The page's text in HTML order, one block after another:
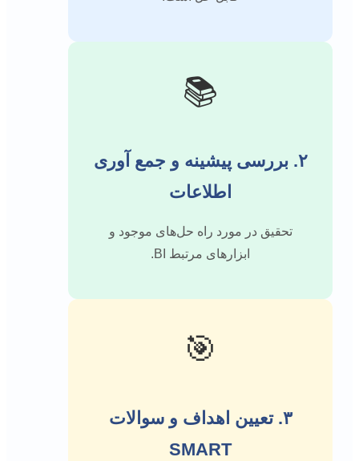
📚
۲. بررسی پیشینه و جمع آوری
اطلاعات
تحقیق در مورد راه حل‌های موجود و
ابزارهای مرتبط BI.
🎯
۳. تعیین اهداف و سوالات
SMART